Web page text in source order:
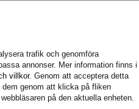
trafik och genomföra
annonser. Mer information finns i
villkor. Genom att acceptera detta
genom att klicka på fliken
på den aktuella enheten.